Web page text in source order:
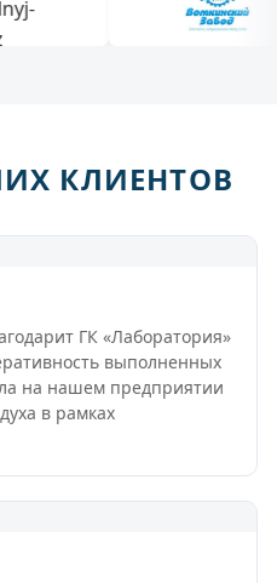
КЛИЕНТОВ
ГК «Лаборатория»
выполненных
на нашем предприятии
в рамках